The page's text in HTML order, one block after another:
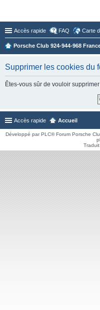
Accès rapide FAQ Carte
Porsche Club 924-944-968
Supprimer les cookies du
Êtes-vous sûr de vouloir
Accès rapide Accueil
Développé par PLC® Forum Porsche